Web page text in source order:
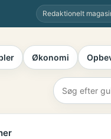
Redaktionelt
Økonomi